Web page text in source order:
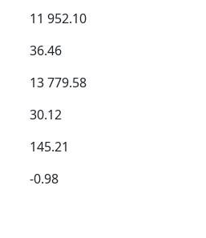
11 952.10
36.46
13 779.58
30.12
145.21
-0.98